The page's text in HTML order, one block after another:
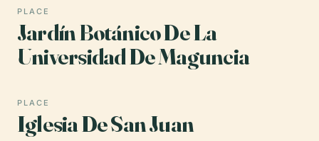
PLACE
Jardín Botánico De La
Universidad De Maguncia
PLACE
Iglesia De San Juan